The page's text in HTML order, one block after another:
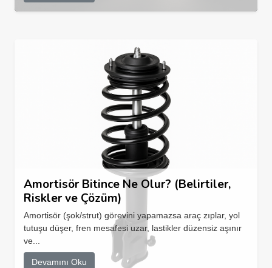
Amortisör Bitince Ne Olur? (Belirtiler,
Riskler ve Çözüm)
Amortisör (şok/strut) görevini yapamazsa araç zıplar, yol
tutuşu düşer, fren mesafesi uzar, lastikler düzensiz aşınır
ve...
Devamını Oku